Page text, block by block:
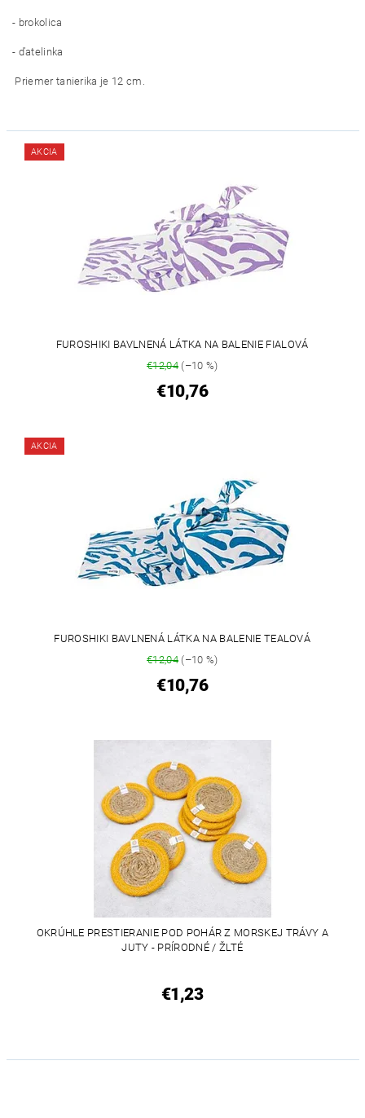
- brokolica
- ďatelinka
Priemer tanierika je 12 cm.
AKCIA
FUROSHIKI BAVLNENÁ LÁTKA NA BALENIE FIALOVÁ
€12,04(–10 %)
€10,76
AKCIA
FUROSHIKI BAVLNENÁ LÁTKA NA BALENIE TEALOVÁ
€12,04(–10 %)
€10,76
OKRÚHLE PRESTIERANIE POD POHÁR Z MORSKEJ TRÁVY A
JUTY - PRÍRODNÉ / ŽLTÉ
€1,23